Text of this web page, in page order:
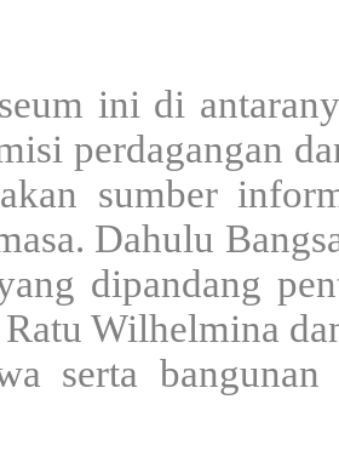
ini di
perdagangan
sumber
Dahulu
dipandang
Wilhelmina
serta bangunan